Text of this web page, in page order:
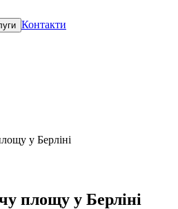
Контакти
у Берліні
площу у Берліні